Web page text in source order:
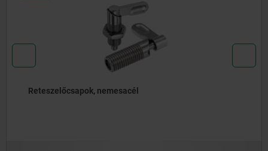
Reteszelőcsapok, nemesacél